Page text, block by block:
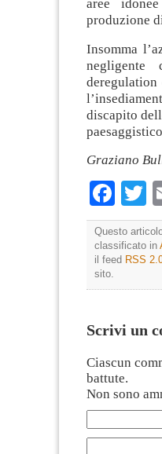
aree
produzione
Insomma
negligente
discapito
Graziano
Questo
classificato in
il feed RSS
sito.
Scrivi un
Ciascun
battute.
Non sono